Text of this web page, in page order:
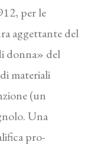
per le
aggettante del
donna» del
materiali
(un
Una
pro­